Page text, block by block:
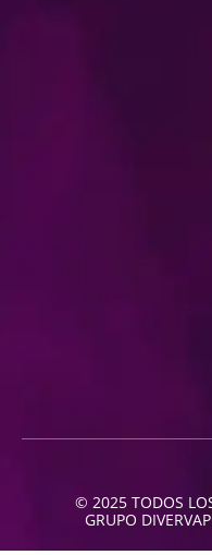
© 2025 TODOS
GRUPO